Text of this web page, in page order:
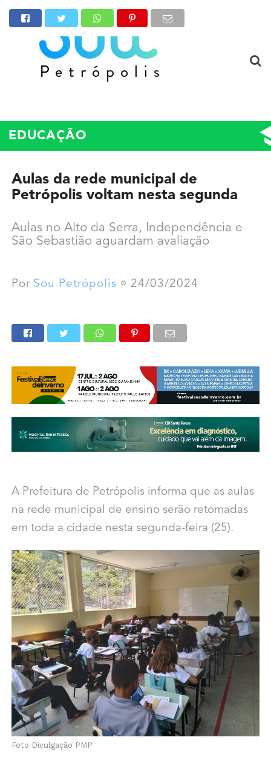
EDUCAÇÃO
Aulas da rede municipal de
Petrópolis voltam nesta segunda
Aulas no Alto da Serra, Independência e
São Sebastião aguardam avaliação
Por Sou Petrópolis 24/03/2024
A Prefeitura de Petrópolis informa que as aulas
na rede municipal de ensino serão retomadas
em toda a cidade nesta segunda-feira (25).
Foto Divulgação PMP